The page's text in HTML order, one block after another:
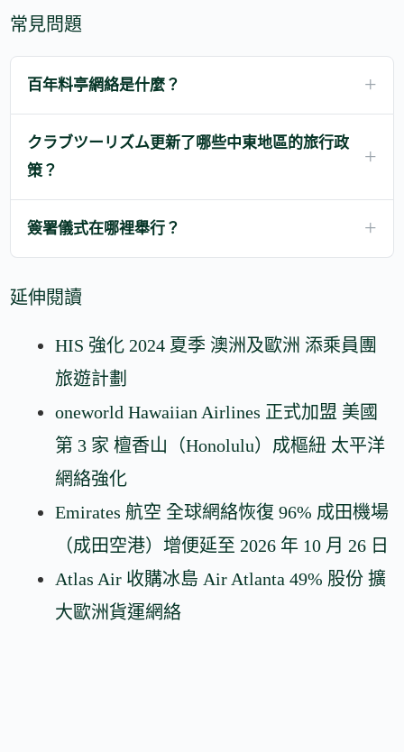
常見問題
百年料亭網絡是什麼？
クラブツーリズム更新了哪些中東地區的旅行政
策？
簽署儀式在哪裡舉行？
延伸閱讀
HIS 強化 2024 夏季 澳洲及歐洲 添乘員團
旅遊計劃
oneworld Hawaiian Airlines 正式加盟 美國
第 3 家 檀香山（Honolulu）成樞紐 太平洋
網絡強化
Emirates 航空 全球網絡恢復 96% 成田機場
（成田空港）增便延至 2026 年 10 月 26 日
Atlas Air 收購冰島 Air Atlanta 49% 股份 擴
大歐洲貨運網絡